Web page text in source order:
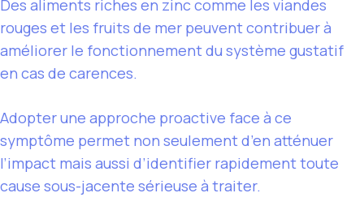
Des aliments riches en zinc comme les viandes
rouges et les fruits de mer peuvent contribuer à
améliorer le fonctionnement du système gustatif
en cas de carences.
Adopter une approche proactive face à ce
symptôme permet non seulement d’en atténuer
l’impact mais aussi d’identifier rapidement toute
cause sous-jacente sérieuse à traiter.